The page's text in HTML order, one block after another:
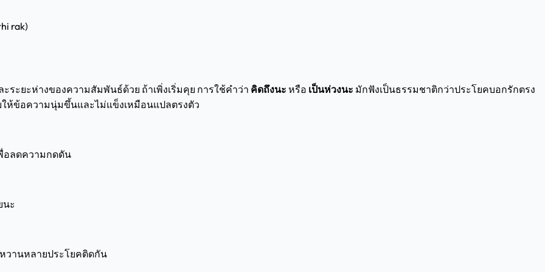
rak)
ะยะห่างของความสัมพันธ์ด้วย ถ้าเพิ่งเริ่มคุย การใช้คำว่า คิดถึงนะ หรือ เป็นห่วงนะ มักฟังเป็นธรรมชาติกว่าประโยคบอกรักตรง
ห้ข้อความนุ่มขึ้นและไม่แข็งเหมือนแปลตรงตัว
พื่อลดความกดดัน
นะ
วานหลายประโยคติดกัน